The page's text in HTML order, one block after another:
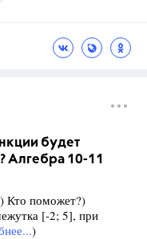
будет
Алгебра 10-11
Кто поможет?)
[-2; 5], при
)